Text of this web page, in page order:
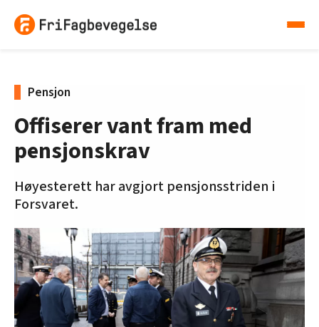
Pensjon
Offiserer vant fram med
pensjonskrav
Høyesterett har avgjort pensjonsstriden i
Forsvaret.